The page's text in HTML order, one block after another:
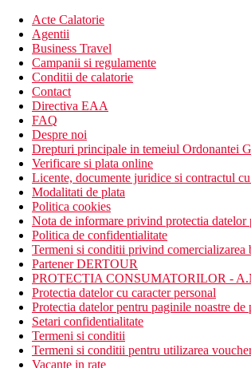
Acte Calatorie
Agentii
Business Travel
Campanii si regulamente
Conditii de calatorie
Contact
Directiva EAA
FAQ
Despre noi
Drepturi principale in temeiul Ordonantei
Verificare si plata online
Licente, documente juridice si contractul
Modalitati de plata
Politica cookies
Nota de informare privind protectia datelor
Politica de confidentialitate
Termeni si conditii privind comercializarea
Partener DERTOUR
PROTECTIA CONSUMATORILOR -
Protectia datelor cu caracter personal
Protectia datelor pentru paginile noastre de
Setari confidentialitate
Termeni si conditii
Termeni si conditii pentru utilizarea
Vacante in rate